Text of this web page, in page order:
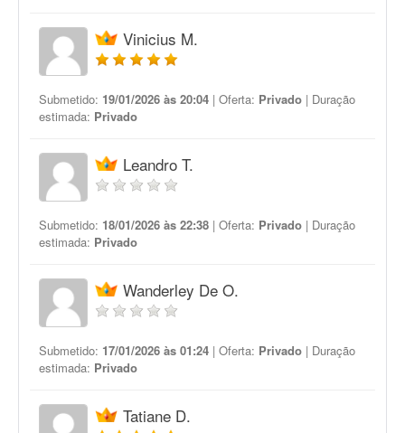
Vinicius M.
Submetido: 19/01/2026 às 20:04 | Oferta: Privado | Duração
estimada: Privado
Leandro T.
Submetido: 18/01/2026 às 22:38 | Oferta: Privado | Duração
estimada: Privado
Wanderley De O.
Submetido: 17/01/2026 às 01:24 | Oferta: Privado | Duração
estimada: Privado
Tatiane D.